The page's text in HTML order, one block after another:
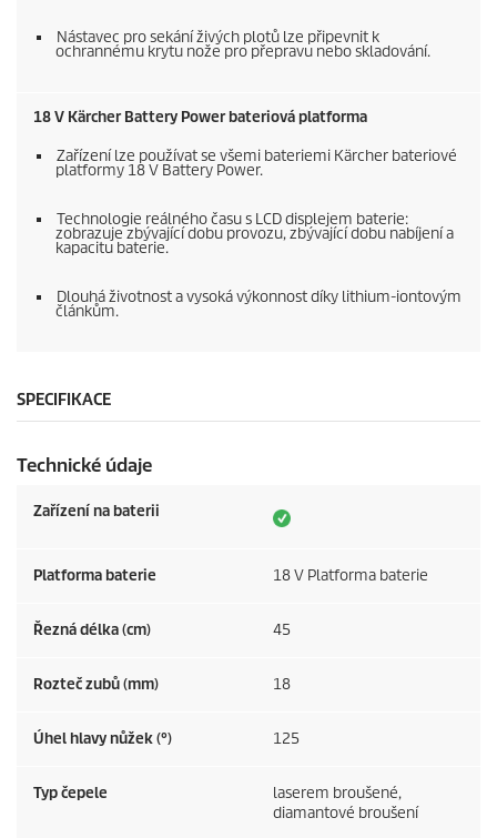
Nástavec pro sekání živých plotů lze připevnit k
ochrannému krytu nože pro přepravu nebo skladování.
18 V Kärcher Battery Power bateriová platforma
Zařízení lze používat se všemi bateriemi Kärcher bateriové
platformy 18 V Battery Power.
Technologie reálného času s LCD displejem baterie:
zobrazuje zbývající dobu provozu, zbývající dobu nabíjení a
kapacitu baterie.
Dlouhá životnost a vysoká výkonnost díky lithium-iontovým
článkům.
SPECIFIKACE
Technické údaje
Zařízení na baterii
Platforma baterie 18 V Platforma baterie
Řezná délka (cm) 45
Rozteč zubů (mm) 18
Úhel hlavy nůžek (°) 125
Typ čepele
laserem broušené,
diamantové broušení